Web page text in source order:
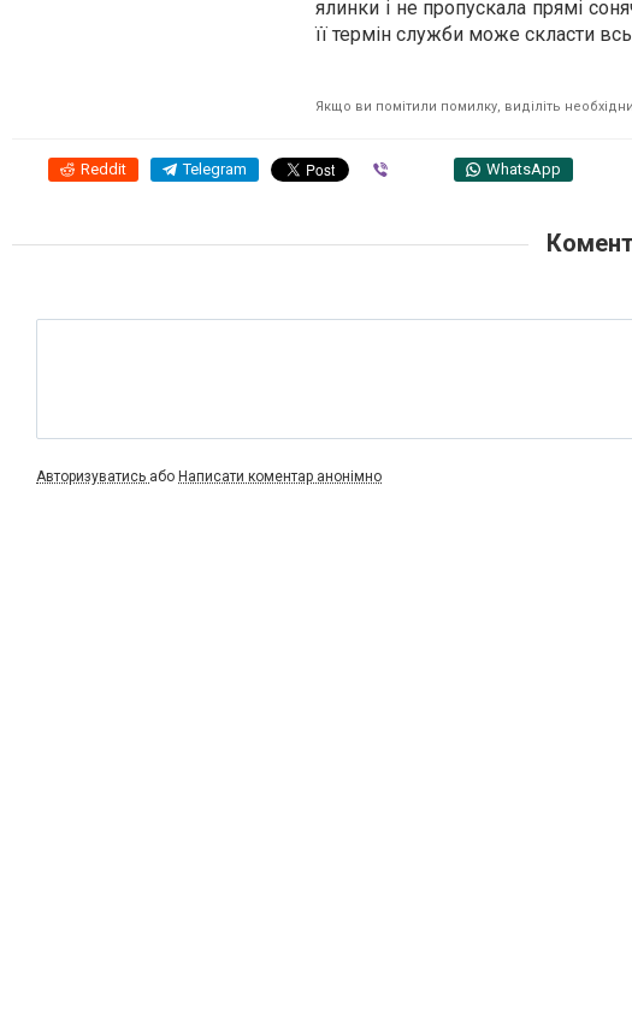
ялинки і не пропускала прямі
її термін служби може скласти
Якщо ви помітили помилку, виділіть
Reddit Telegram WhatsApp
Авторизуватись або Написати коментар анонімно